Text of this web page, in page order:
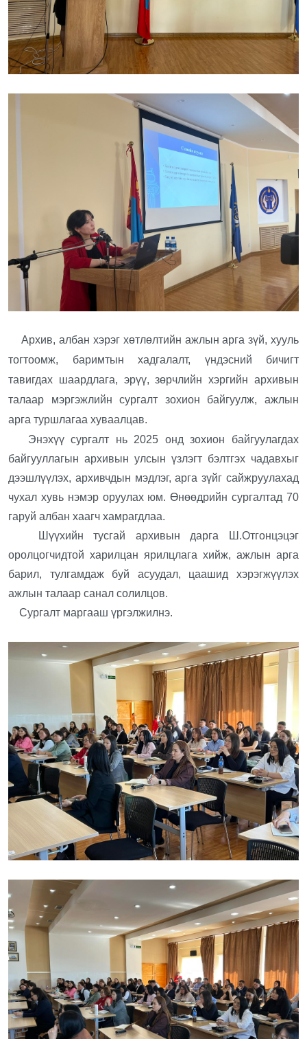
Архив, албан хэрэг хөтлөлтийн ажлын арга зүй, хууль
тогтоомж, баримтын хадгалалт, үндэсний бичигт
тавигдах шаардлага, эрүү, зөрчлийн хэргийн архивын
талаар мэргэжлийн сургалт зохион байгуулж, ажлын
арга туршлагаа хуваалцав.
Энэхүү сургалт нь 2025 онд зохион байгуулагдах
байгууллагын архивын улсын үзлэгт бэлтгэх чадавхыг
дээшлүүлэх, архивчдын мэдлэг, арга зүйг сайжруулахад
чухал хувь нэмэр оруулах юм. Өнөөдрийн сургалтад 70
гаруй албан хаагч хамрагдлаа.
Шүүхийн тусгай архивын дарга Ш.Отгонцэцэг
оролцогчидтой харилцан ярилцлага хийж, ажлын арга
барил, тулгамдаж буй асуудал, цаашид хэрэгжүүлэх
ажлын талаар санал солилцов.
Сургалт маргааш үргэлжилнэ.